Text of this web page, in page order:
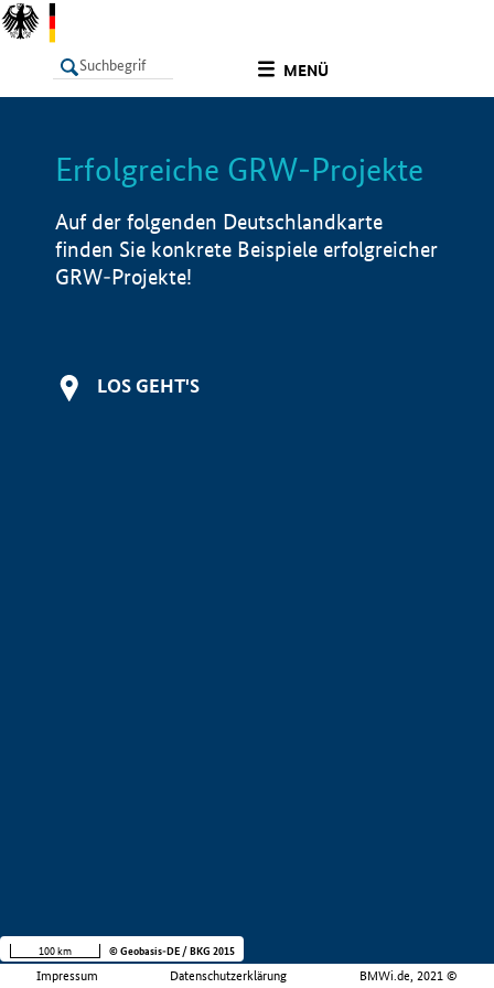
MENÜ
LISTE Info
Erfolgreiche GRW-Projekte
Auf der folgenden Deutschlandkarte
finden Sie konkrete Beispiele erfolgreicher
GRW-Projekte!
LOS GEHT'S
Impressum Datenschutzerklärung BMWi.de, 2021 ©
100 km © Geobasis-DE / BKG 2015